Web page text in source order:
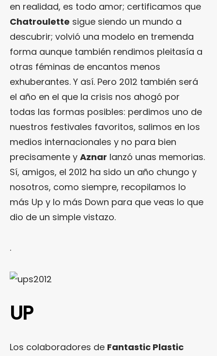
en realidad, es todo amor; certificamos que
Chatroulette sigue siendo un mundo a
descubrir; volvió una modelo en tremenda
forma aunque también rendimos pleitasía a
otras féminas de encantos menos
exhuberantes. Y así. Pero 2012 también será
el año en el que la crisis nos ahogó por
todas las formas posibles: perdimos uno de
nuestros festivales favoritos, salimos en los
medios internacionales y no para bien
precisamente y Aznar lanzó unas memorias.
Sí, amigos, el 2012 ha sido un año chungo y
nosotros, como siempre, recopilamos lo
más Up y lo más Down para que veas lo que
dio de un simple vistazo.
.
UP
Los colaboradores de Fantastic Plastic